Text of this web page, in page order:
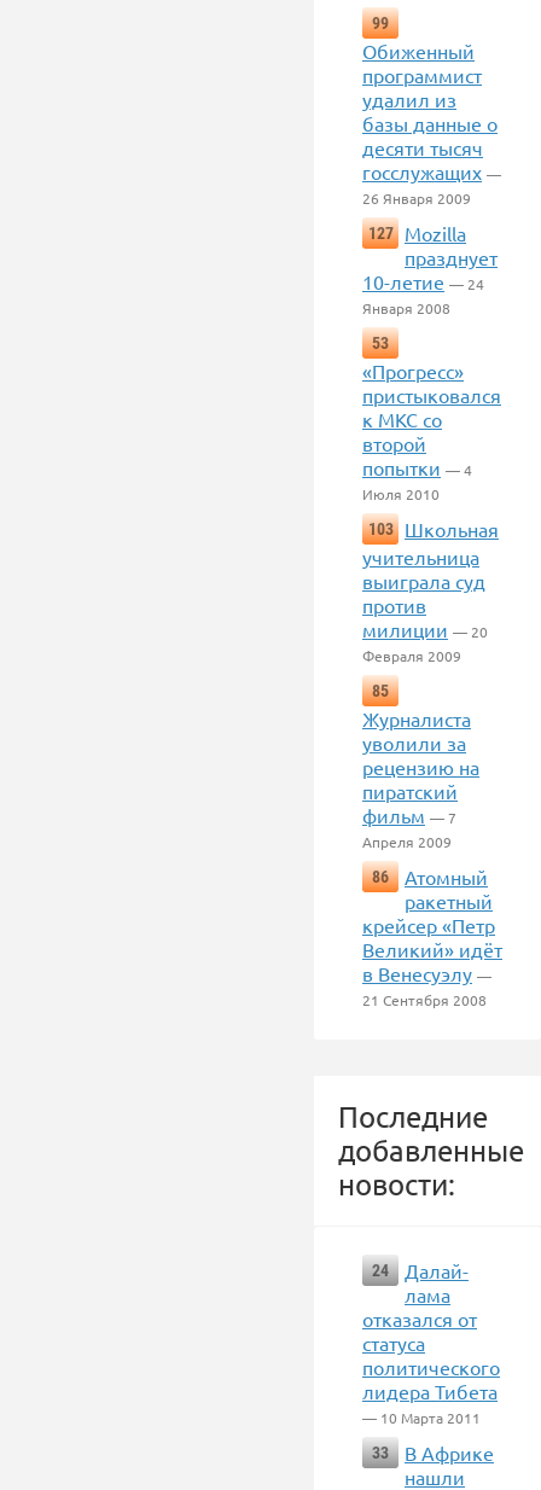
99
Обиженный
программист
удалил из
базы данные о
десяти тысяч
госслужащих —
26 Января 2009
127
Mozilla
празднует
10-летие — 24
Января 2008
53
«Прогресс»
пристыковался
к МКС со
второй
попытки — 4
Июля 2010
103
Школьная
учительница
выиграла суд
против
милиции — 20
Февраля 2009
85
Журналиста
уволили за
рецензию на
пиратский
фильм — 7
Апреля 2009
86
Атомный
ракетный
крейсер «Петр
Великий» идёт
в Венесуэлу —
21 Сентября 2008
Последние
добавленные
новости:
24
Далай-
лама
отказался от
статуса
политического
лидера Тибета
— 10 Марта 2011
33
В Африке
нашли